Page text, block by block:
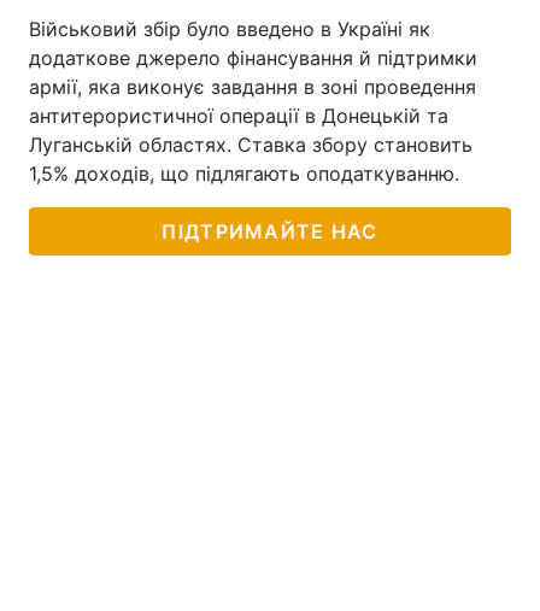
Військовий збір було введено в Україні як
додаткове джерело фінансування й підтримки
армії, яка виконує завдання в зоні проведення
антитерористичної операції в Донецькій та
Луганській областях. Ставка збору становить
1,5% доходів, що підлягають оподаткуванню.
ПІДТРИМАЙТЕ НАС